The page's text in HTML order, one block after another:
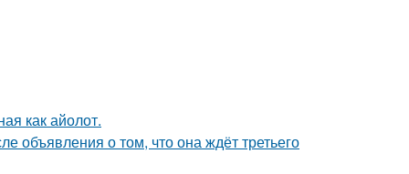
как айолот.
объявления о том, что она ждёт третьего